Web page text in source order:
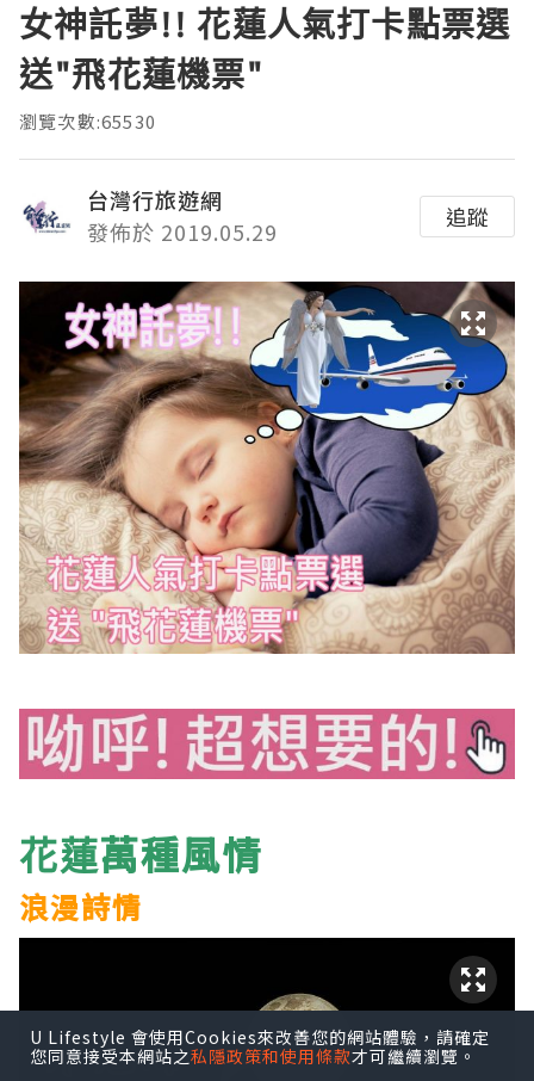
女神託夢!! 花蓮人氣打卡點票選
送"飛花蓮機票"
瀏覽次數:65530
台灣行旅遊網
發佈於 2019.05.29
追蹤
花蓮萬種風情
浪漫詩情
U Lifestyle 會使用Cookies來改善您的網站體驗，請確定
您同意接受本網站之私隱政策和使用條款才可繼續瀏覽。